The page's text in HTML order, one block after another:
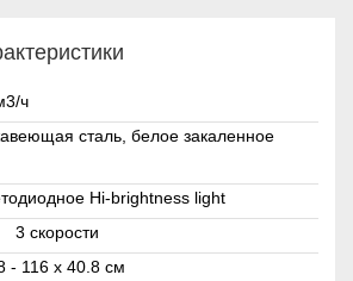
ч
сталь, белое закаленное
Hi-brightness light
3 скорости
- 116 х 40.8 см